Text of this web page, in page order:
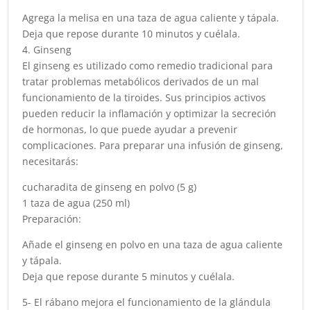
Agrega la melisa en una taza de agua caliente y tápala.
Deja que repose durante 10 minutos y cuélala.
4. Ginseng
El ginseng es utilizado como remedio tradicional para
tratar problemas metabólicos derivados de un mal
funcionamiento de la tiroides. Sus principios activos
pueden reducir la inflamación y optimizar la secreción
de hormonas, lo que puede ayudar a prevenir
complicaciones. Para preparar una infusión de ginseng,
necesitarás:
cucharadita de ginseng en polvo (5 g)
1 taza de agua (250 ml)
Preparación:
Añade el ginseng en polvo en una taza de agua caliente
y tápala.
Deja que repose durante 5 minutos y cuélala.
5- El rábano mejora el funcionamiento de la glándula